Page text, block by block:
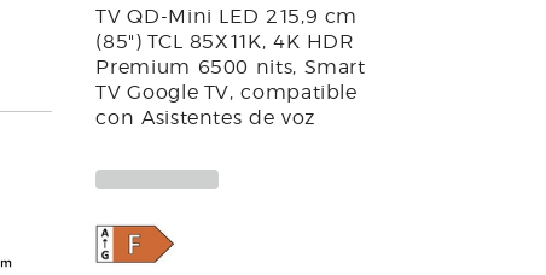
TV QD-Mini LED 215,9 cm
(85") TCL 85X11K, 4K HDR
Premium 6500 nits, Smart
TV Google TV, compatible
con Asistentes de voz